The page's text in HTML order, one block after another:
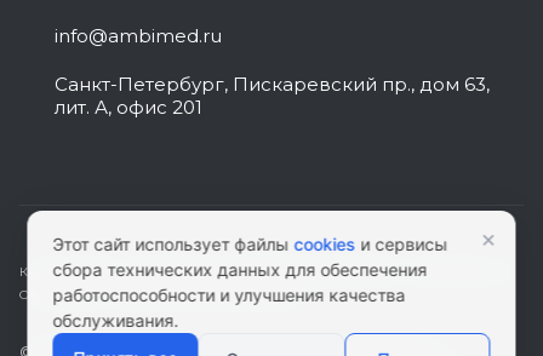
info@ambimed.ru
Санкт-Петербург, Пискаревский пр., дом 63,
лит. А, офис 201
КАРТА САЙТА|ПОЛИТИКА КОНФИДЕНЦИАЛЬНОСТИ|СОГЛАСИЕ НА
ОБРАБОТКУ ПЕРСОНАЛЬНЫХ ДАННЫХ
© 2026 ambimed.ru - Медицинское оборудование и
Этот сайт использует файлыcookies и сервисы
сбора технических данных для обеспечения
работоспособности и улучшения качества
обслуживания.
×